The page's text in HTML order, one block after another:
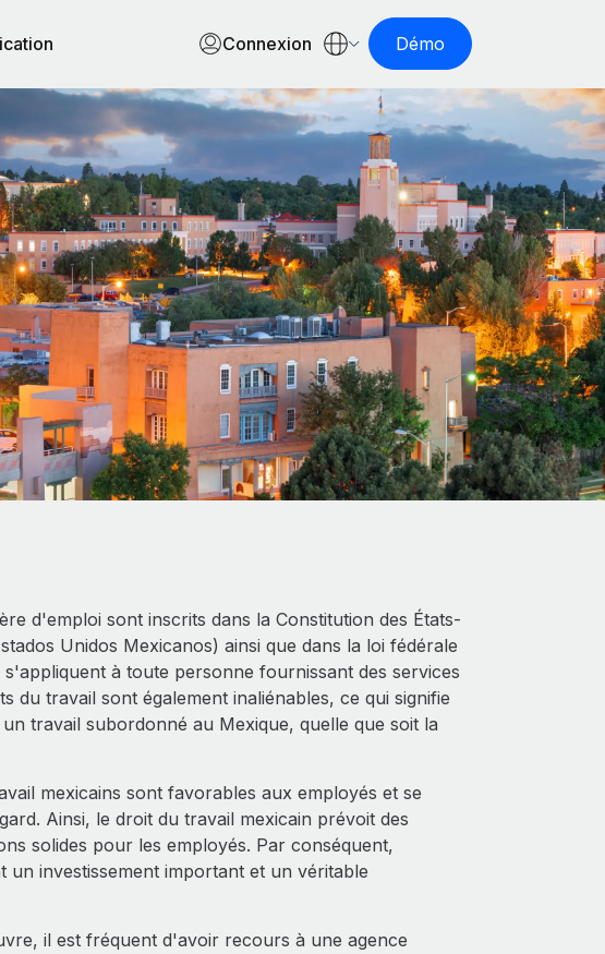
Connexion Démo
d'emploi sont inscrits dans la Constitution des États-
Unidos Mexicanos) ainsi que dans la loi fédérale
à toute personne fournissant des services
du travail sont également inaliénables, ce qui signifie
travail subordonné au Mexique, quelle que soit la
mexicains sont favorables aux employés et se
Ainsi, le droit du travail mexicain prévoit des
solides pour les employés. Par conséquent,
investissement important et un véritable
il est fréquent d'avoir recours à une agence